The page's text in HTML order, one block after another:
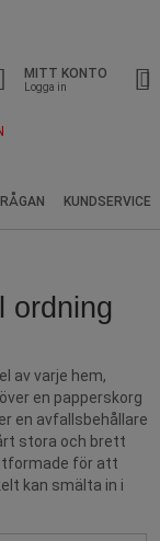
MITT KONTO
Logga in
KUNDSERVICE
ordning
av varje hem,
en papperskorg
en avfallsbehållare
stora och brett
för att
kan smälta in i